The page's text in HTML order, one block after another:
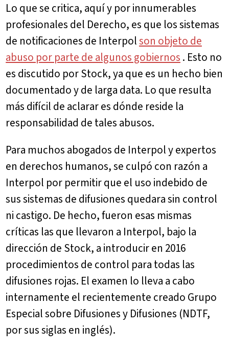
Lo que se critica, aquí y por innumerables
profesionales del Derecho, es que los sistemas
de notificaciones de Interpolson objeto de
abuso por parte de algunos gobiernos . Esto no
es discutido por Stock, ya que es un hecho bien
documentado y de larga data. Lo que resulta
más difícil de aclarar es dónde reside la
responsabilidad de tales abusos.
Para muchos abogados de Interpol y expertos
en derechos humanos, se culpó con razón a
Interpol por permitir que el uso indebido de
sus sistemas de difusiones quedara sin control
ni castigo. De hecho, fueron esas mismas
críticas las que llevaron a Interpol, bajo la
dirección de Stock, a introducir en 2016
procedimientos de control para todas las
difusiones rojas. El examen lo lleva a cabo
internamente el recientemente creado Grupo
Especial sobre Difusiones y Difusiones (NDTF,
por sus siglas en inglés).